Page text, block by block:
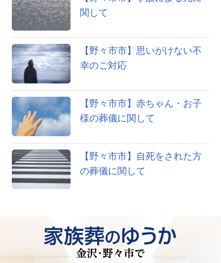
関して
【野々市市】思いがけない不
幸のご対応
【野々市市】赤ちゃん・お子
様の葬儀に関して
【野々市市】自死をされた方
の葬儀に関して